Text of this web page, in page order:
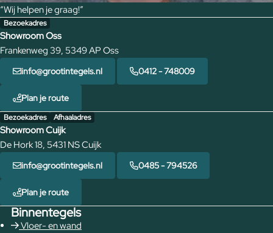
“Wij helpen je graag!”
Bezoekadres
Showroom Oss
Frankenweg 39, 5349 AP Oss
info@grootintegels.nl 0412 - 748009
Plan je route
Bezoekadres Afhaaladres
Showroom Cuijk
De Hork 18, 5431 NS Cuijk
info@grootintegels.nl 0485 - 794526
Plan je route
Binnentegels
Vloer- en wand